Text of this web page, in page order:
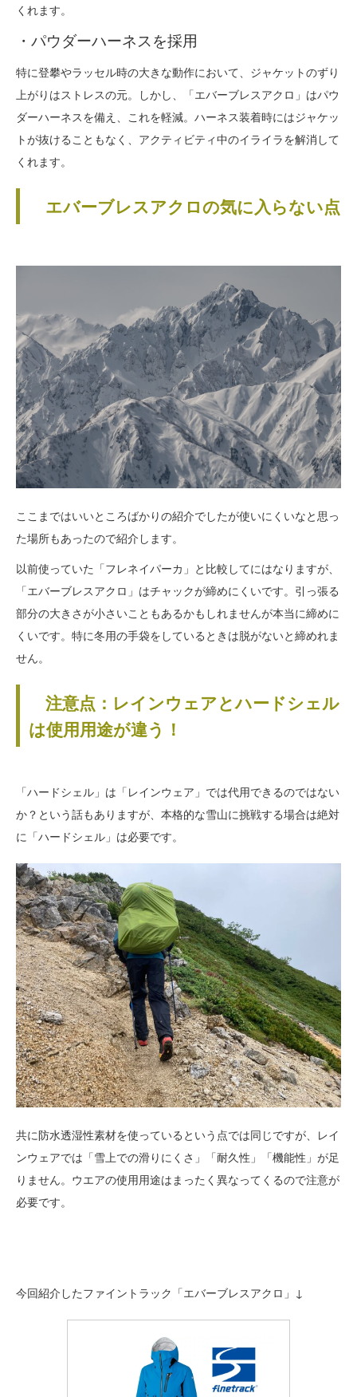
くれます。
・パウダーハーネスを採用
特に登攀やラッセル時の大きな動作において、ジャケットのずり
上がりはストレスの元。しかし、「エバーブレスアクロ」はパウ
ダーハーネスを備え、これを軽減。ハーネス装着時にはジャケッ
トが抜けることもなく、アクティビティ中のイライラを解消して
くれます。
エバーブレスアクロの気に入らない点
ここまではいいところばかりの紹介でしたが使いにくいなと思っ
た場所もあったので紹介します。
以前使っていた「フレネイパーカ」と比較してにはなりますが、
「エバーブレスアクロ」はチャックが締めにくいです。引っ張る
部分の大きさが小さいこともあるかもしれませんが本当に締めに
くいです。特に冬用の手袋をしているときは脱がないと締めれま
せん。
注意点：レインウェアとハードシェル
は使用用途が違う！
「ハードシェル」は「レインウェア」では代用できるのではない
か？という話もありますが、本格的な雪山に挑戦する場合は絶対
に「ハードシェル」は必要です。
共に防水透湿性素材を使っているという点では同じですが、レイ
ンウェアでは「雪上での滑りにくさ」「耐久性」「機能性」が足
りません。ウエアの使用用途はまったく異なってくるので注意が
必要です。
今回紹介したファイントラック「エバーブレスアクロ」↓